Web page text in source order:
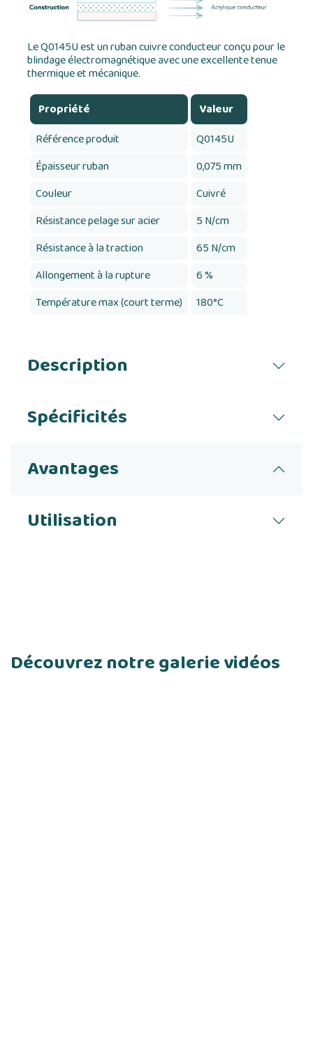
Le Q0145U est un ruban cuivre conducteur conçu pour le
blindage électromagnétique avec une excellente tenue
thermique et mécanique.
Propriété
Valeur
Référence produit
Q0145U
Épaisseur ruban
0,075 mm
Couleur
Cuivré
Résistance pelage sur acier
5 N/cm
Résistance à la traction
65 N/cm
Allongement à la rupture
6 %
Température max (court terme)
180°C
Description
Spécificités
Avantages
Utilisation
Découvrez notre galerie vidéos